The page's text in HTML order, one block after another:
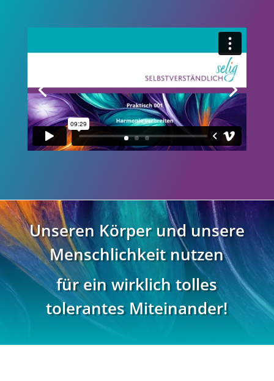
Unseren Körper und unsere
Menschlichkeit nutzen
für ein wirklich tolles
tolerantes Miteinander!